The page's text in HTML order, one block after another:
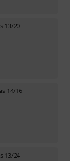
13/20
14/16
13/24